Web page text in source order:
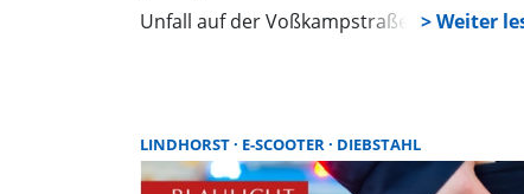
Unfall auf der Voßkampstraße in Helpsen
LINDHORST E-SCOOTER DIEBSTAHL